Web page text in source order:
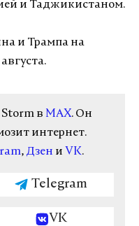
и Таджикистаном.
и Трампа на
в MAX. Он
интернет.
, Дзен и VK.
Telegram
VK